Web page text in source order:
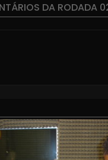
DA RODADA